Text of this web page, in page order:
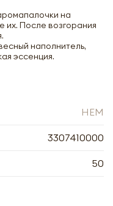
на
их. После возгорания
наполнитель,
эссенция.
HEM
3307410000
50